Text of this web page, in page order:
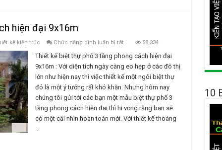
hiện đại 9x16m
kế kiến trúc Chức năng bình luận bị tắtở
thự
phố
3
tầng
phong
cách
hiện
đại
9x16m
58,334
Thiết kế biệt thự phố 3 tầng phong cách hiện đại
9x16m : Với diện tích ngày càng eo hẹp ở các đô thị
lớn như hiện nay thì việc thiết kế một ngôi biệt thự
đó là một ý tưởng rất khó khăn. Nhưng hôm nay
chúng tôi gửi tới các bạn một mẫu biệt thự phố 3
tầng phong cách hiện đại thì hi vọng rằng bạn sẽ
có một cái nhìn hoàn toàn mới. Với thiết kế thoáng
...
10